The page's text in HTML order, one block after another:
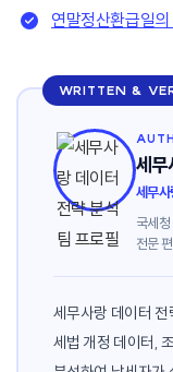
연말정산환급일
WRITTEN &
세무
세무사
국세
전문
세무사랑 데이터
세법 개정 데이터,